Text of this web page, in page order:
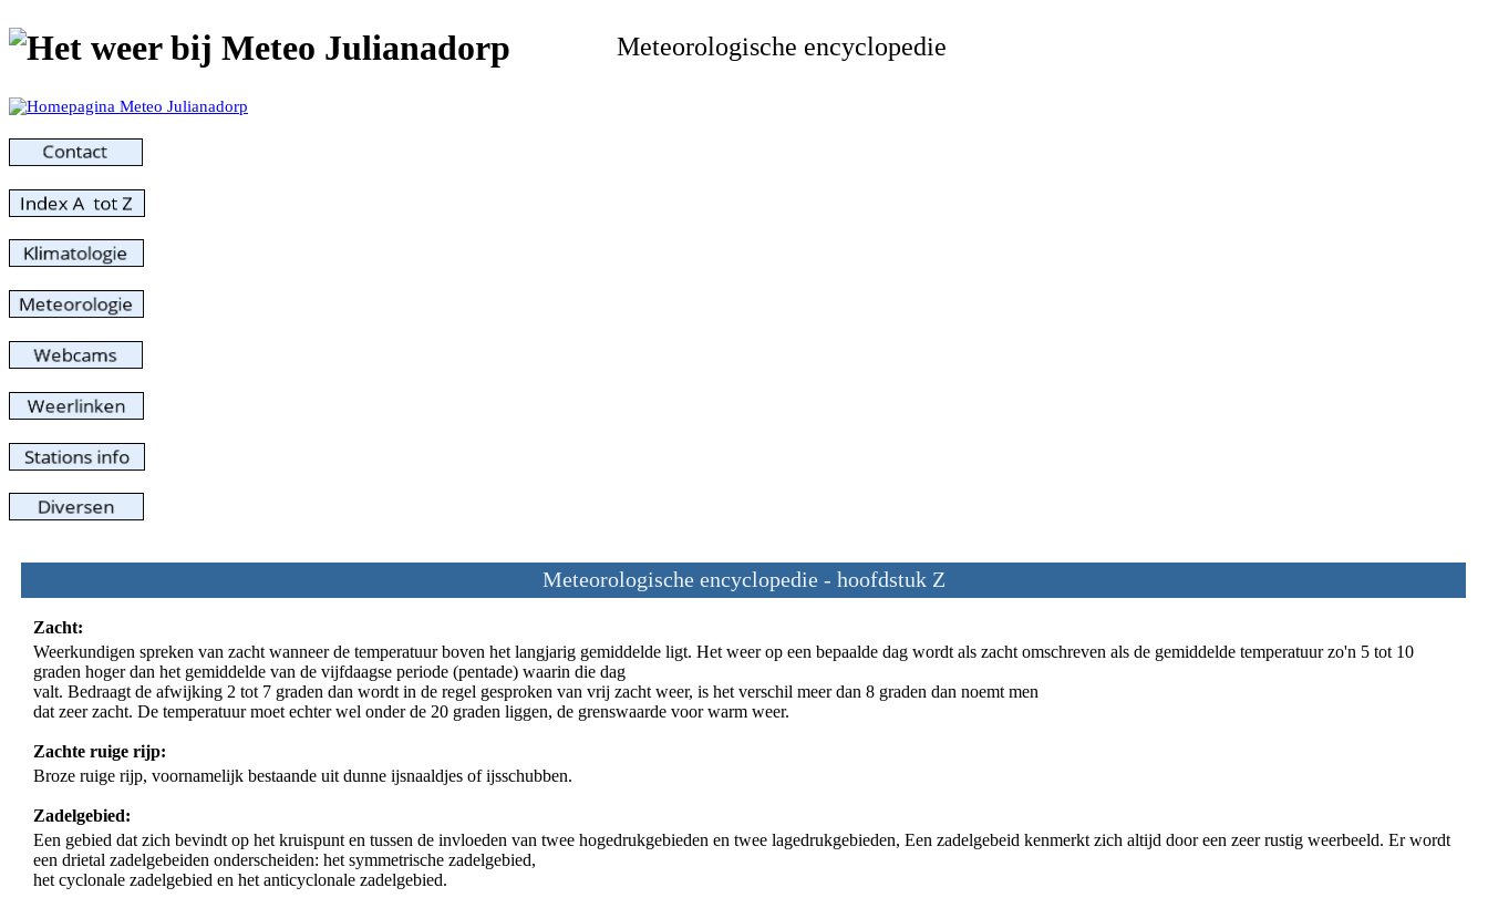
Meteorologische encyclopedie
Meteorologische encyclopedie - hoofdstuk Z
Zacht:
Weerkundigen spreken van zacht wanneer de temperatuur boven het langjarig gemiddelde ligt. Het weer op een bepaalde dag wordt als zacht omschreven als de gemiddelde temperatuur zo'n 5 tot 10
graden hoger dan het gemiddelde van de vijfdaagse periode (pentade) waarin die dag
valt. Bedraagt de afwijking 2 tot 7 graden dan wordt in de regel gesproken van vrij zacht weer, is het verschil meer dan 8 graden dan noemt men
dat zeer zacht. De temperatuur moet echter wel onder de 20 graden liggen, de grenswaarde voor warm weer.
Zachte ruige rijp:
Broze ruige rijp, voornamelijk bestaande uit dunne ijsnaaldjes of ijsschubben.
Zadelgebied:
Een gebied dat zich bevindt op het kruispunt en tussen de invloeden van twee hogedrukgebieden en twee lagedrukgebieden, Een zadelgebeid kenmerkt zich altijd door een zeer rustig weerbeeld. Er wordt
een drietal zadelgebeiden onderscheiden: het symmetrische zadelgebied,
het cyclonale zadelgebied en het anticyclonale zadelgebied.